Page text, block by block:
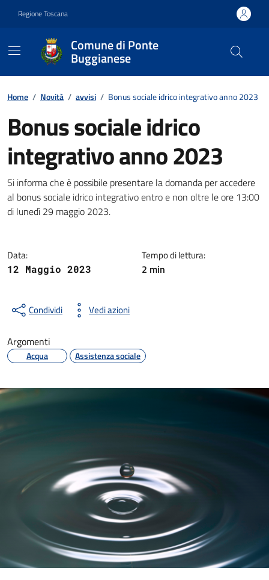
Regione Toscana
Comune di Ponte
Buggianese
Contenuti in evidenza
Home / Novità / avvisi / Bonus sociale idrico integrativo anno 2023
Bonus sociale idrico
integrativo anno 2023
Dettagli della notizia
Si informa che è possibile presentare la domanda per accedere
al bonus sociale idrico integrativo entro e non oltre le ore 13:00
di lunedì 29 maggio 2023.
Data:
12 Maggio 2023
Tempo di lettura:
2 min
Condividi Vedi azioni
Argomenti
Acqua Assistenza sociale